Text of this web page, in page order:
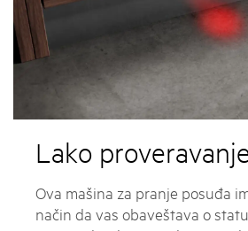
Lako
Ova mašina za pranje posuđa
način da vas obaveštava o